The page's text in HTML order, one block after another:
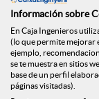
Sobre el auge de
comenta: “La
puede provocar
superior. Cada
rentabilidad
Información sobre
En Caja Ingenieros
(lo que permite mejorar
ejemplo,
se te muestra en sitios
base de un perfil
páginas visitadas).